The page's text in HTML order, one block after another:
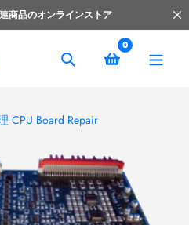
商品のオンラインストア
捜
0
CPU Board Repair